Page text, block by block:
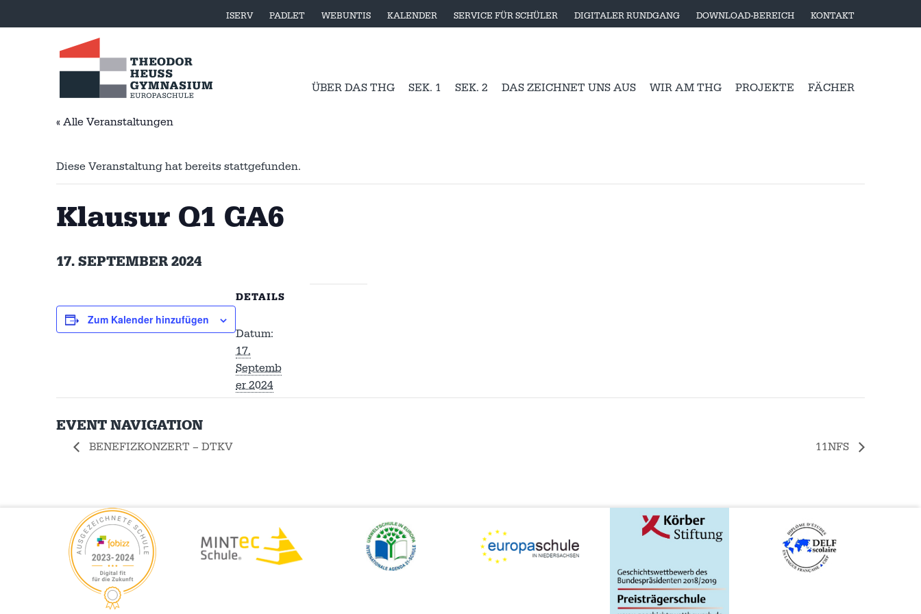
ISERV PADLET WEBUNTIS KALENDER SERVICE FÜR SCHÜLER DIGITALER RUNDGANG DOWNLOAD-BEREICH KONTAKT
ÜBER DAS THG SEK. 1 SEK. 2 DAS ZEICHNET UNS AUS WIR AM THG PROJEKTE FÄCHER
« Alle Veranstaltungen
Diese Veranstaltung hat bereits stattgefunden.
Klausur Q1 GA6
17. SEPTEMBER 2024
Zum Kalender hinzufügen
DETAILS
Datum:
17.
Septemb
er 2024
EVENT NAVIGATION
BENEFIZKONZERT – DTKV 11NFS